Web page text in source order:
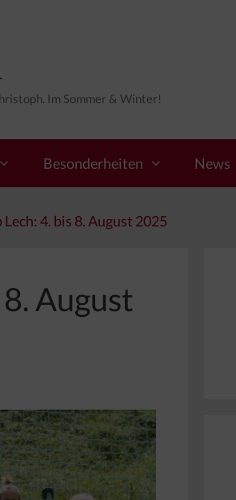
Im Sommer & Winter!
Besonderheiten News
4. bis 8. August 2025
August